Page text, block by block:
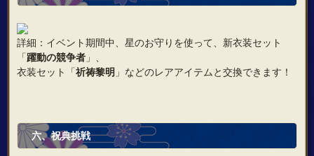
詳細：イベント期間中、星のお守りを使って、新衣装セット
「躍動の競争者」、
衣装セット「祈祷黎明」などのレアアイテムと交換できます！
六、祝典挑戦